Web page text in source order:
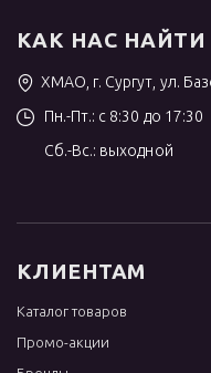
КАК НАС НАЙТИ
ХМАО, г. Сургут, ул.
Пн.-Пт.: с 8:30 до 17:30
Сб.-Вс.: выходной
КЛИЕНТАМ
Каталог товаров
Промо-акции